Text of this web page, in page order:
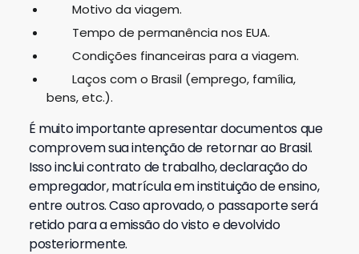
Motivo da viagem.
Tempo de permanência nos EUA.
Condições financeiras para a viagem.
Laços com o Brasil (emprego, família,
bens, etc.).
É muito importante apresentar documentos que
comprovem sua intenção de retornar ao Brasil.
Isso inclui contrato de trabalho, declaração do
empregador, matrícula em instituição de ensino,
entre outros.Caso aprovado, o passaporte será
retido para a emissão do visto e devolvido
posteriormente.